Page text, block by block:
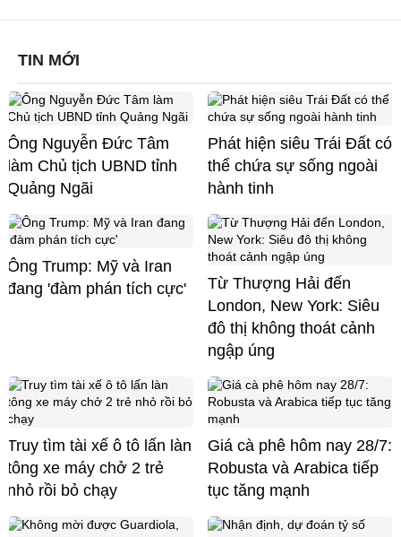
TIN MỚI
Ông Nguyễn Đức Tâm
làm Chủ tịch UBND tỉnh
Quảng Ngãi
Phát hiện siêu Trái Đất có
thể chứa sự sống ngoài
hành tinh
Ông Trump: Mỹ và Iran
đang 'đàm phán tích cực'
Từ Thượng Hải đến
London, New York: Siêu
đô thị không thoát cảnh
ngập úng
Truy tìm tài xế ô tô lấn làn
tông xe máy chở 2 trẻ
nhỏ rồi bỏ chạy
Giá cà phê hôm nay 28/7:
Robusta và Arabica tiếp
tục tăng mạnh